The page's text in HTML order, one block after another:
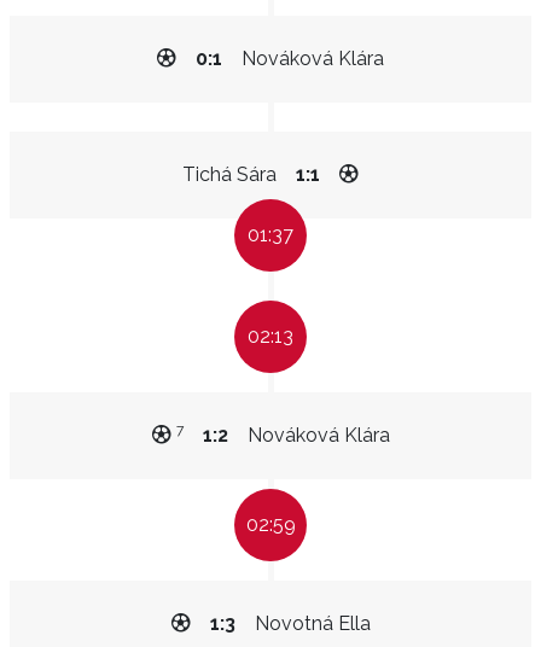
Nováková Klára
0:1
Tichá Sára 1:1
01:37
02:13
Nováková Klára
1:2
7
02:59
Novotná Ella
1:3